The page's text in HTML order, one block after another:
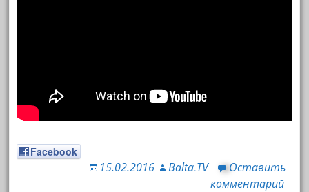
Facebook
15.02.2016 Balta.TV
Оставить
комментарий